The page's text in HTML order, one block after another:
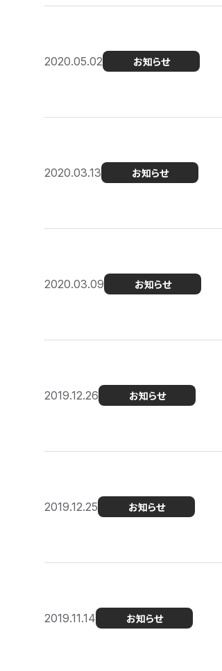
2020.05.02 お知らせ
2020.03.13 お知らせ
2020.03.09 お知らせ
2019.12.26 お知らせ
2019.12.25 お知らせ
2019.11.14 お知らせ